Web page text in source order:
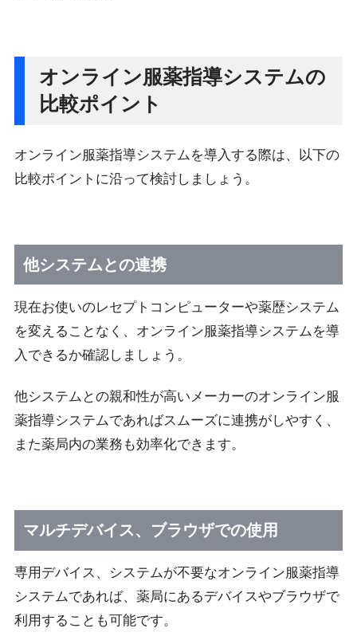
オンライン服薬指導システムの
比較ポイント
オンライン服薬指導システムを導入する際は、以下の
比較ポイントに沿って検討しましょう。
他システムとの連携
現在お使いのレセプトコンピューターや薬歴システム
を変えることなく、オンライン服薬指導システムを導
入できるか確認しましょう。
他システムとの親和性が高いメーカーのオンライン服
薬指導システムであればスムーズに連携がしやすく、
また薬局内の業務も効率化できます。
マルチデバイス、ブラウザでの使用
専用デバイス、システムが不要なオンライン服薬指導
システムであれば、薬局にあるデバイスやブラウザで
利用することも可能です。